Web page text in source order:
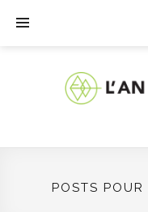
POSTS POUR